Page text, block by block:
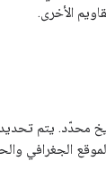
الأخرى.
محدّد. يتم تحديد
الجغرافي